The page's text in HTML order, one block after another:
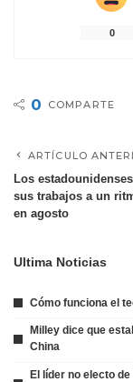
0
0 COMPARTE
ARTÍCULO
Los
sus trabajos a un
en agosto
Ultima Noticias
Cómo funciona el
Milley dice que
China
El líder no electo